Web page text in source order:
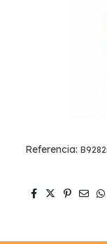
Referencia: